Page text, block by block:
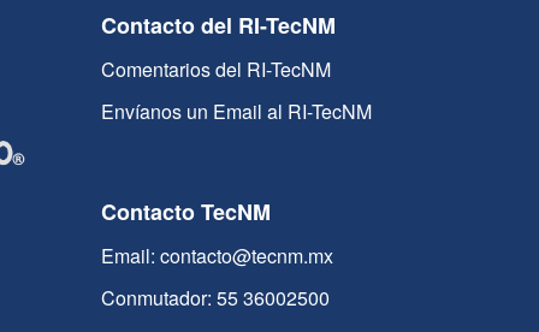
Contacto del RI-TecNM
Comentarios del RI-TecNM
Envíanos un Email al RI-TecNM
Contacto TecNM
Email: contacto@tecnm.mx
Conmutador: 55 36002500